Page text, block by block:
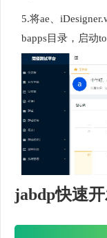
5.将ae、
bapps目录，启动
jabdp快速